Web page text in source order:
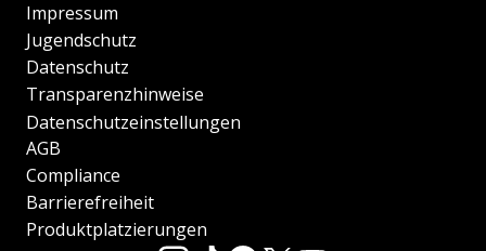
Impressum
Jugendschutz
Datenschutz
Transparenzhinweise
Datenschutzeinstellungen
AGB
Compliance
Barrierefreiheit
Produktplatzierungen